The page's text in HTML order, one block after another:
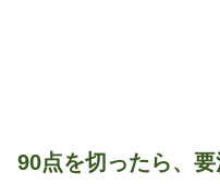
90点を切ったら、要